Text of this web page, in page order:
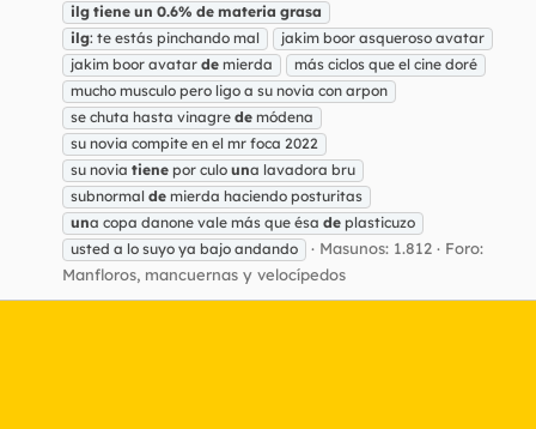
ilg tiene un 0.6% de materia grasa
ilg: te estás pinchando mal
jakim boor asqueroso avatar
jakim boor avatar de mierda
más ciclos que el cine doré
mucho musculo pero ligo a su novia con arpon
se chuta hasta vinagre de módena
su novia compite en el mr foca 2022
su novia tiene por culo una lavadora bru
subnormal de mierda haciendo posturitas
una copa danone vale más que ésa de plasticuzo
usted a lo suyo ya bajo andando
Masunos: 1.812
Foro:
Manfloros, mancuernas y velocípedos